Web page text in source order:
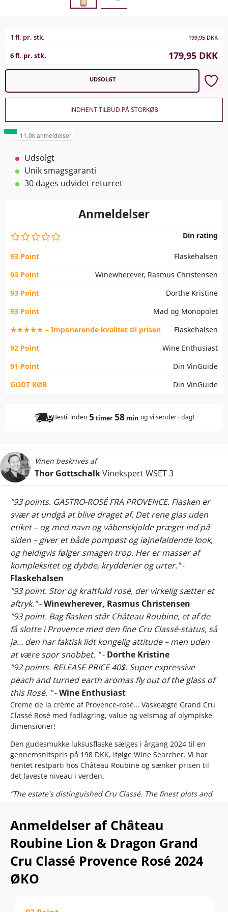
1 fl. pr. stk. 199,95 DKK
6 fl. pr. stk. 179,95 DKK
UDSOLGT
INDHENT TILBUD PÅ STORKØB
Udsolgt
Unik smagsgaranti
30 dages udvidet returret
Anmeldelser
Din rating
93 Point
Flaskehalsen
93 Point
Winewherever, Rasmus Christensen
93 Point
Dorthe Kristine
93 Point
Mad og Monopolet
★★★★★ – Imponerende kvalitet til prisen
Flaskehalsen
92 Point
Wine Enthusiast
91 Point
Din VinGuide
GODT KØB
Din VinGuide
Bestil inden 5timer58 min og vi sender i dag!
Vinen beskrives af
Thor GottschalkVinekspert WSET 3
"93 points. GASTRO-ROSÉ FRA PROVENCE. Flasken er
svær at undgå at blive draget af. Det rene glas uden
etiket – og med navn og våbenskjolde præget ind på
siden – giver et både pompøst og iøjnefaldende look,
og heldigvis følger smagen trop. Her er masser af
kompleksitet og dybde, krydderier og urter."-
Flaskehalsen
"93 point. Stor og kraftfuld rosé, der virkelig sætter et
aftryk."-Winewherever, Rasmus Christensen
"93 point. Bag flasken står Château Roubine, et af de
få slotte i Provence med den fine Cru Classé-status, så
ja… den har faktisk lidt kongelig attitude – men uden
at være spor snobbet. "- Dorthe Kristine
"92 points. RELEASE PRICE 40$. Super expressive
peach and turned earth aromas fly out of the glass of
this Rosé. "-Wine Enthusiast
Creme de la crème af Provence-rosé… Vaskeægte Grand Cru
Classé Rosé med fadlagring, value og velsmag af olympiske
dimensioner!
Den gudesmukke luksusflaske sælges i årgang 2024 til en
gennemsnitspris på 198 DKK, ifølge Wine Searcher. Vi har
hentet restparti hos Château Roubine og sænker prisen til
det laveste niveau i verden.
“The estate's distinguished Cru Classé. The finest plots and
have an average age of 50 years, with the Tibouren vines
reaching up to 80 years old.” – Château Roubine
Château Roubine er et historisk Cru Classé-slotte i Côtes de
Provence, der var blandt kun 23 ejendomme, som gjorde sig
fortjent til den prestigefyldte klassifikation i 1955. Siden da
har slottet været blandt områdets mest anerkendte
Anmeldelser af Château
Roubine Lion & Dragon Grand
Cru Classé Provence Rosé 2024
ØKO